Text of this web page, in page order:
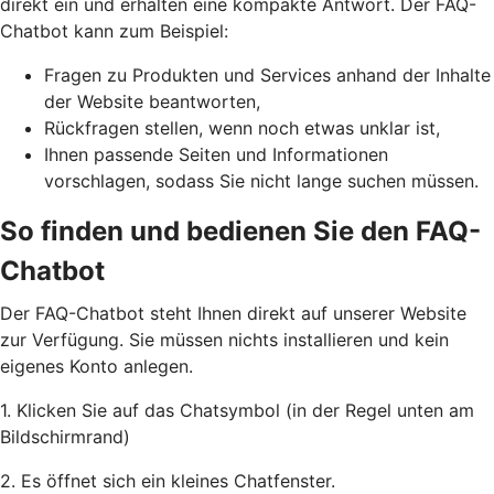
Chatbot kann zum Beispiel:
Fragen zu Produkten und Services anhand der Inhalte
der Website beantworten,
Rückfragen stellen, wenn noch etwas unklar ist,
Ihnen passende Seiten und Informationen
vorschlagen, sodass Sie nicht lange suchen müssen.
So finden und bedienen Sie den FAQ-
Chatbot
Der FAQ-Chatbot steht Ihnen direkt auf unserer Website
zur Verfügung. Sie müssen nichts installieren und kein
eigenes Konto anlegen.
1. Klicken Sie auf das Chatsymbol (in der Regel unten am
Bildschirmrand)
2. Es öffnet sich ein kleines Chatfenster.